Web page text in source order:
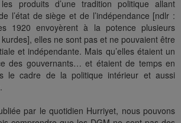
produits d’une tradition politique allant
l’état de siège et de l’indépendance [ndlr :
1920 envoyèrent à la potence plusieurs
elles ne sont pas et ne pouvaient être
et indépendante. Mais qu’elles étaient un
des gouvernants… et étaient de temps en
le cadre de la politique intérieur et aussi
par le quotidien Hurriyet, nous pouvons